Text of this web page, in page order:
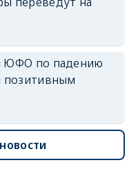
ЮФО по падению
позитивным